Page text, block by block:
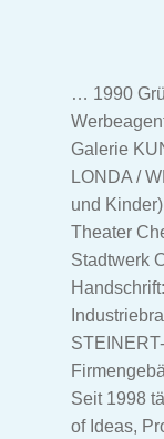
… 1990
Galerie
LONDA /
und
Theater
Stadtwerk
Seit 1998
of Ideas,